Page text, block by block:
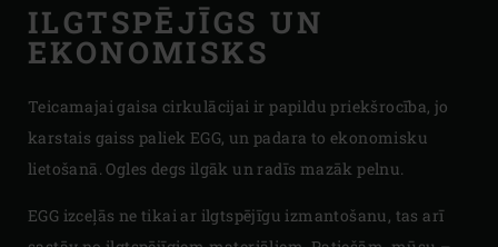
ILGTSPĒJĪGS UN
EKONOMISKS
Teicamajai gaisa cirkulācijai ir papildu priekšrocība, jo
karstais gaiss paliek EGG, un padara to ekonomisku
lietošanā. Ogles degs ilgāk un radīs mazāk pelnu.
EGG izceļās ne tikai ar ilgtspējīgu izmantošanu, tas arī